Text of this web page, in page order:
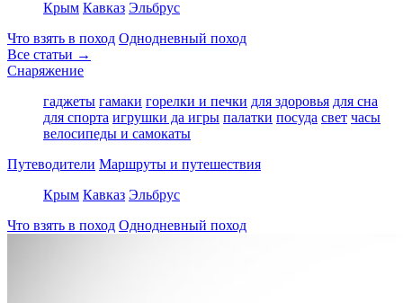
Крым Кавказ Эльбрус
Что взять в поход Однодневный поход
Все статьи →
Снаряжение
гаджеты гамаки горелки и печки для здоровья для сна
для спорта игрушки да игры палатки посуда свет часы
велосипеды и самокаты
Путеводители Маршруты и путешествия
Крым Кавказ Эльбрус
Что взять в поход Однодневный поход